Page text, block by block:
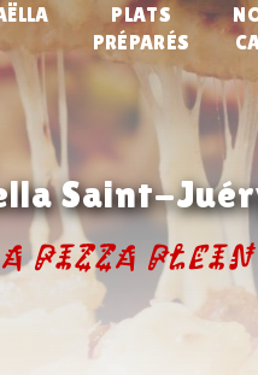
PLATS
PRÉPARÉS
Saint-
Pizza